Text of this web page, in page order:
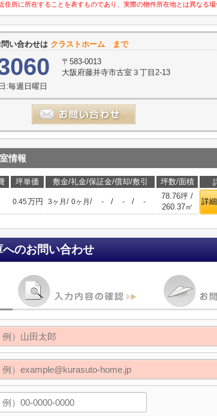
所に所在することを表すものであり、実際の物件所在地とは異なる場
い合わせは クラストホーム まで
〒583-0013
大阪府藤井寺市古室３丁目2-13
:毎週日曜日
情報
坪単価 敷金/礼金/保証金/償却/敷引 坪数/面積
0.45万円 3ヶ月 / 0ヶ月 / - / - / -
78.76坪 /
260.37㎡
詳
へのお問い合わせ